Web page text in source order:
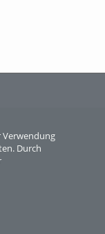
Verwendung
Durch